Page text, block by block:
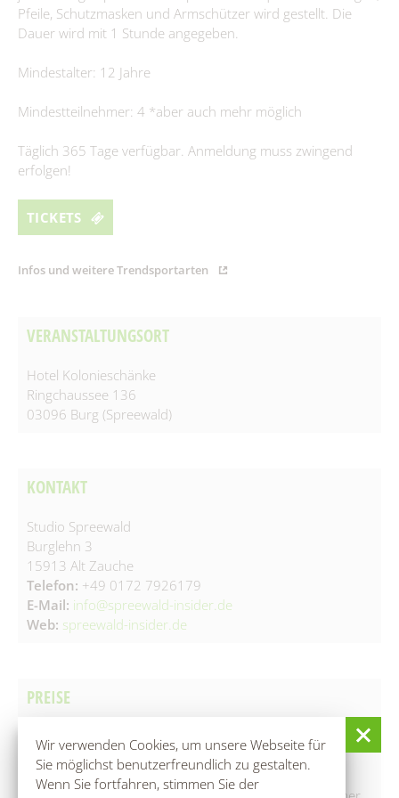
Fundtiere
Spielplätze
Tourismus
Wir verwenden Cookies, um unsere Webseite für
Sie möglichst benutzerfreundlich zu gestalten.
Wenn Sie fortfahren, stimmen Sie der
Pfeile, Schutzmasken und Armschützer wird gestellt. Die
Dauer wird mit 1 Stunde angegeben.
Mindestalter: 12 Jahre
Mindestteilnehmer: 4 *aber auch mehr möglich
Täglich 365 Tage verfügbar. Anmeldung muss zwingend
erfolgen!
TICKETS
Infos und weitere Trendsportarten
VERANSTALTUNGSORT
Hotel Kolonieschänke
Ringchaussee 136
03096 Burg (Spreewald)
KONTAKT
Studio Spreewald
Burglehn 3
15913 Alt Zauche
Telefon: +49 0172 7926179
E-Mail: info@spreewald-insider.de
Web: spreewald-insider.de
PREISE
Erwachsene: 30 €
Beschreibung: Regulärer Einzelpreis /Stunde